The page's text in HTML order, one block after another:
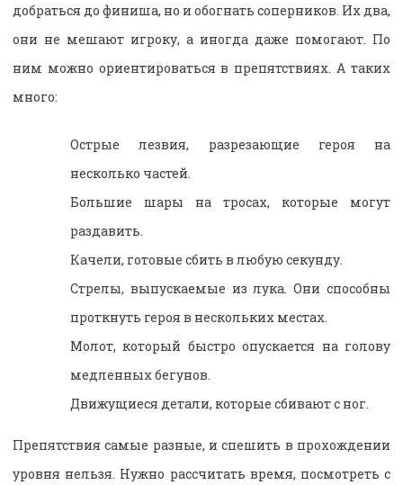
добраться до финиша, но и обогнать соперников. Их два,
они не мешают игроку, а иногда даже помогают. По
ним можно ориентироваться в препятствиях. А таких
много:
Острые лезвия, разрезающие героя на
несколько частей.
Большие шары на тросах, которые могут
раздавить.
Качели, готовые сбить в любую секунду.
Стрелы, выпускаемые из лука. Они способны
проткнуть героя в нескольких местах.
Молот, который быстро опускается на голову
медленных бегунов.
Движущиеся детали, которые сбивают с ног.
Препятствия самые разные, и спешить в прохождении
уровня нельзя. Нужно рассчитать время, посмотреть с